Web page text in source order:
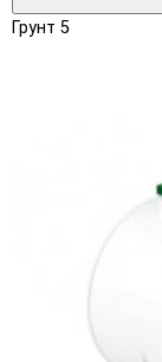
Грунт 5